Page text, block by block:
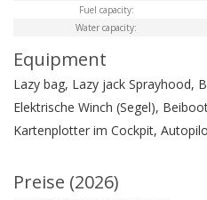
Fuel capacity:
Water capacity:
Equipment
Lazy bag, Lazy jack Sprayhood,
Elektrische Winch (Segel),
Kartenplotter im Cockpit,
Preise (2026)